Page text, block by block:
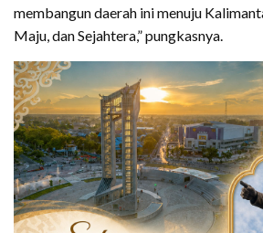
membangun daerah ini menuju
Maju, dan Sejahtera,” pungkasnya.